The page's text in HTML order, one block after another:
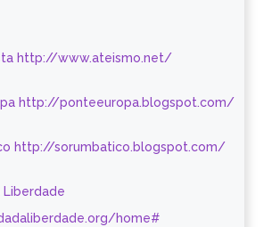
http://www.ateismo.net/
http://ponteeuropa.blogspot.com/
http://sorumbatico.blogspot.com/
Liberdade
home#